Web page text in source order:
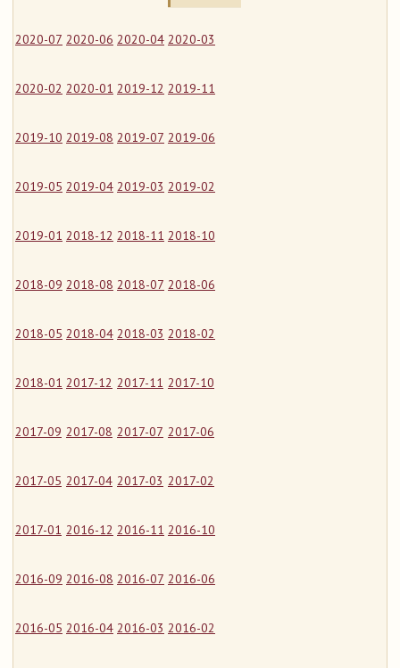
2020-07 2020-06 2020-04 2020-03
2020-02 2020-01 2019-12 2019-11
2019-10 2019-08 2019-07 2019-06
2019-05 2019-04 2019-03 2019-02
2019-01 2018-12 2018-11 2018-10
2018-09 2018-08 2018-07 2018-06
2018-05 2018-04 2018-03 2018-02
2018-01 2017-12 2017-11 2017-10
2017-09 2017-08 2017-07 2017-06
2017-05 2017-04 2017-03 2017-02
2017-01 2016-12 2016-11 2016-10
2016-09 2016-08 2016-07 2016-06
2016-05 2016-04 2016-03 2016-02